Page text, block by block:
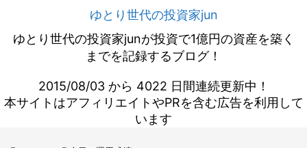
ゆとり世代の投資家jun
ゆとり世代の投資家junが投資で1億円の資産を築く
までを記録するブログ！
2015/08/03 から 4022 日間連続更新中！
本サイトはアフィリエイトやPRを含む広告を利用して
います